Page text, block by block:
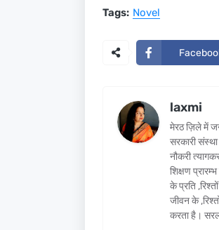
Tags: Novel
laxmi
मेरठ ज़िले में
सरकारी
नौकरी
शिक्षण
के प्रति
जीवन के
करता है।